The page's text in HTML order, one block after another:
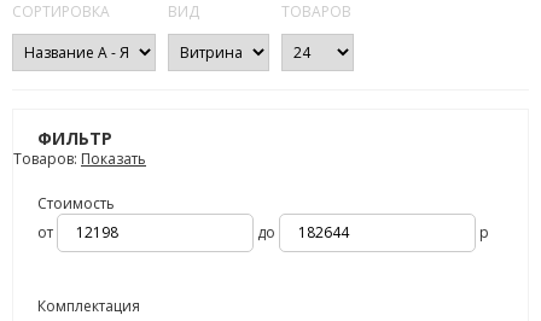
СОРТИРОВКА ВИД ТОВАРОВ
ФИЛЬТР
Товаров: Показать
Стоимость
от
до р
Комплектация